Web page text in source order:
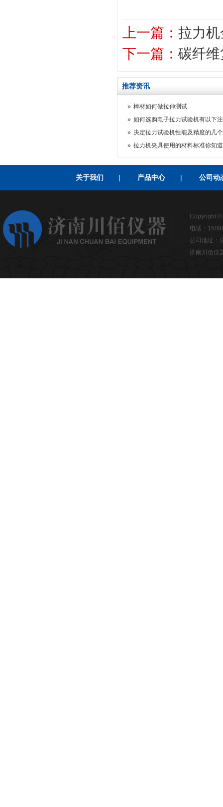
上一篇： 拉力
下一篇： 碳纤
推荐资讯
» 棒材如何做拉伸测试
» 如何选购电子拉力试验机有以下
» 决定拉力试验机性能及精度的几
» 拉力机夹具使用的材料标准你知
关于我们 | 产品中心 | 公司动
Copyright ©
电话：
公司地址：
济南川佰仪